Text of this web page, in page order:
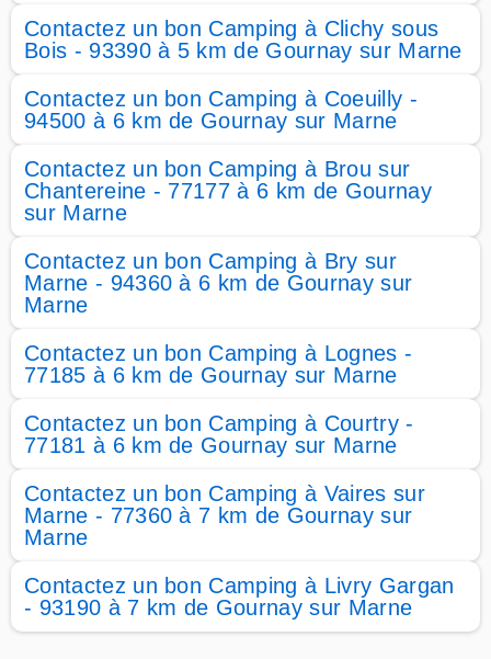
Contactez un bon Camping à Clichy sous
Bois - 93390 à 5 km de Gournay sur Marne
Contactez un bon Camping à Coeuilly -
94500 à 6 km de Gournay sur Marne
Contactez un bon Camping à Brou sur
Chantereine - 77177 à 6 km de Gournay
sur Marne
Contactez un bon Camping à Bry sur
Marne - 94360 à 6 km de Gournay sur
Marne
Contactez un bon Camping à Lognes -
77185 à 6 km de Gournay sur Marne
Contactez un bon Camping à Courtry -
77181 à 6 km de Gournay sur Marne
Contactez un bon Camping à Vaires sur
Marne - 77360 à 7 km de Gournay sur
Marne
Contactez un bon Camping à Livry Gargan
- 93190 à 7 km de Gournay sur Marne